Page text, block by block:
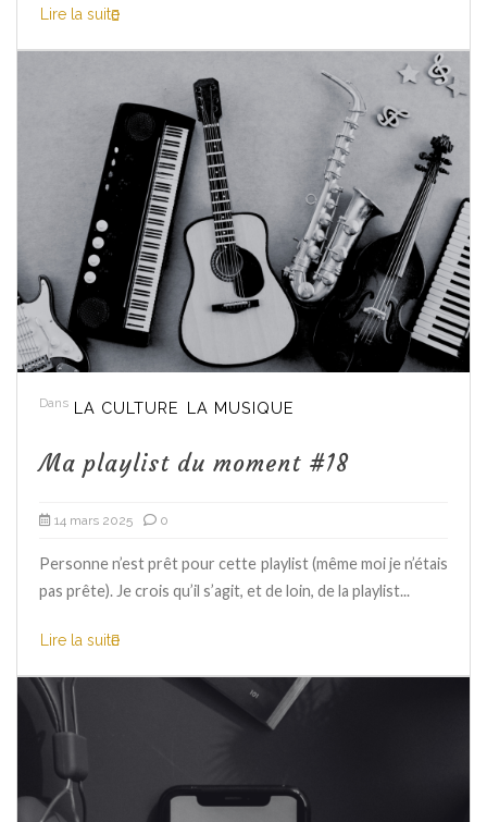
Lire la suite
Dans LA CULTURE LA MUSIQUE
Ma playlist du moment #18
14 mars 2025 0
Personne n’est prêt pour cette playlist (même moi je n’étais
pas prête). Je crois qu’il s’agit, et de loin, de la playlist...
Lire la suite